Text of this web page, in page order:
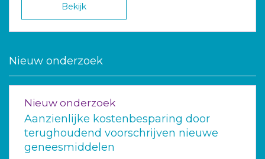
Bekijk
Nieuw onderzoek
Nieuw onderzoek
Aanzienlijke kostenbesparing door
terughoudend voorschrijven nieuwe
geneesmiddelen